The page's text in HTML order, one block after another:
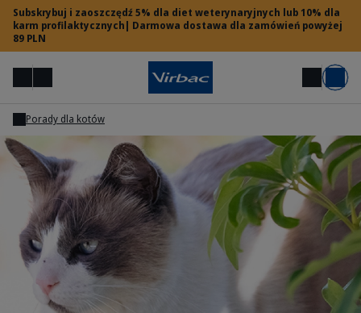
Subskrybuj i zaoszczędź 5% dla diet weterynaryjnych lub 10% dla
karm profilaktycznych| Darmowa dostawa dla zamówień powyżej
89 PLN
MenuSzukaj Moje konto Koszyk
Dostęp dla lekarzy weterynarii
Potrzebujesz pomocy?
Porady dla kotów